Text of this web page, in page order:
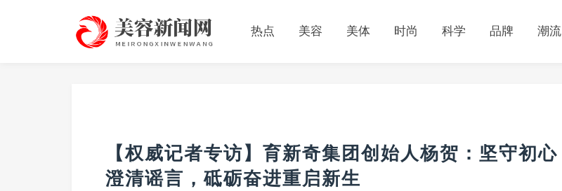
热点 美容 美体 时尚 科学 品牌 潮流
【权威记者专访】育新奇集团创始人杨贺：坚守初心
澄清谣言，砥砺奋进重启新生